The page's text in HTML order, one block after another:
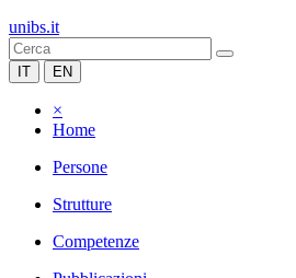
unibs.it
IT EN
×
Home
Persone
Strutture
Competenze